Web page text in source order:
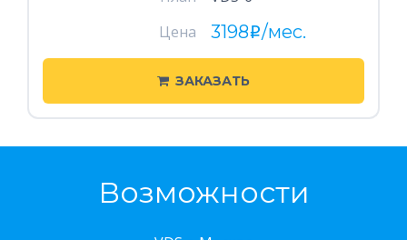
Цена
3198i/мес.
ЗАКАЗАТЬ
Возможности